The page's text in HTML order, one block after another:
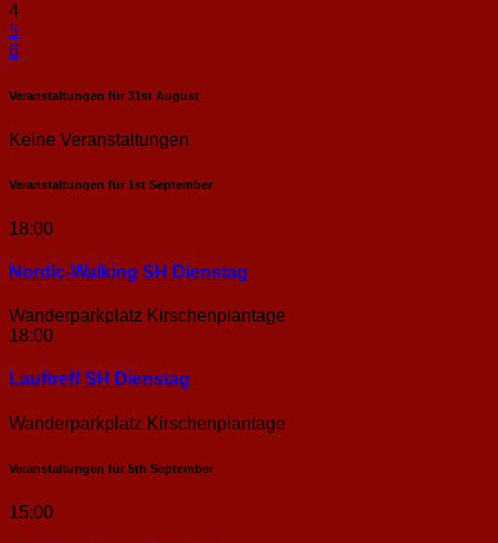
4
5
6
Veranstaltungen für 31st August
Keine Veranstaltungen
Veranstaltungen für 1st September
18:00
Nordic-Walking SH Dienstag
Wanderparkplatz Kirschenplantage
18:00
Lauftreff SH Dienstag
Wanderparkplatz Kirschenplantage
Veranstaltungen für 5th September
15:00